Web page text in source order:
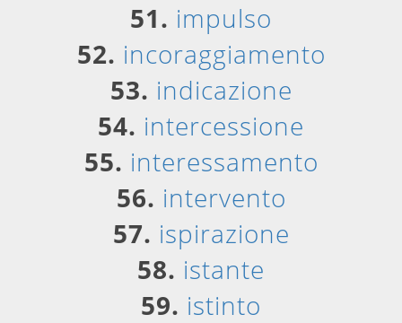
51. impulso
52. incoraggiamento
53. indicazione
54. intercessione
55. interessamento
56. intervento
57. ispirazione
58. istante
59. istinto